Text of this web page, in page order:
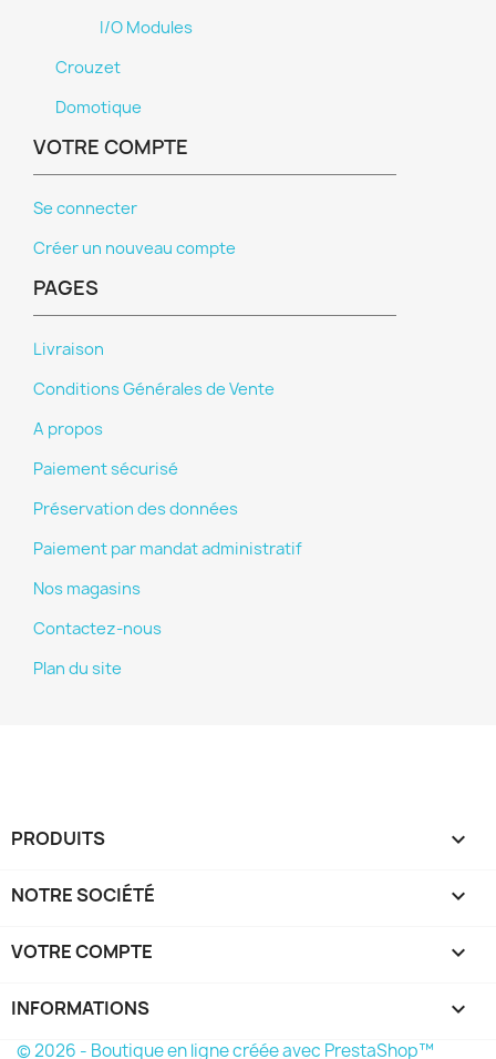
I/O Modules
Crouzet
Domotique
VOTRE COMPTE
Se connecter
Créer un nouveau compte
PAGES
Livraison
Conditions Générales de Vente
A propos
Paiement sécurisé
Préservation des données
Paiement par mandat administratif
Nos magasins
Contactez-nous
Plan du site
PRODUITS 
NOTRE SOCIÉTÉ 
VOTRE COMPTE 
INFORMATIONS keyboard_arrow_down
© 2026 - Boutique en ligne créée avec PrestaShop™